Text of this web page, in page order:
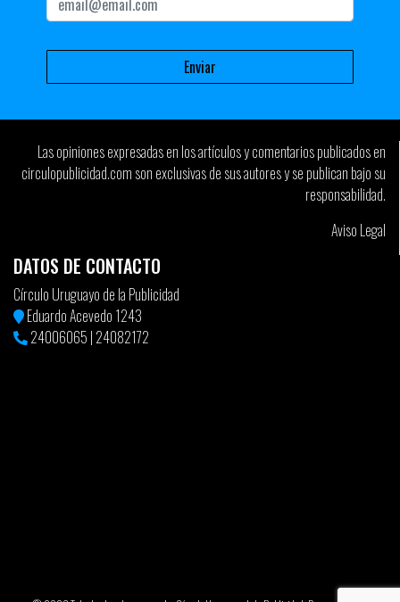
Las opiniones expresadas en los artículos y comentarios publicados en
circulopublicidad.com son exclusivas de sus autores y se publican bajo su
responsabilidad.
Aviso Legal
DATOS DE CONTACTO
Círculo Uruguayo de la Publicidad
Eduardo Acevedo 1243
24006065 | 24082172